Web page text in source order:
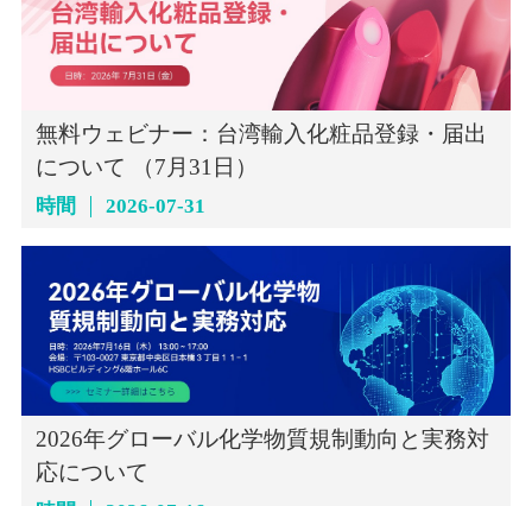
無料ウェビナー：台湾輸入化粧品登録・届出
について （7月31日）
時間 2026-07-31
2026年グローバル化学物質規制動向と実務対
応について